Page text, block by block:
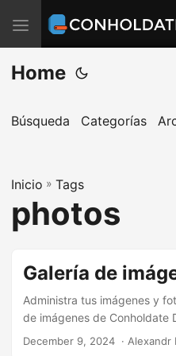
T
o
g
l
a
v
i
a
o
Home
Búsqueda Categorías
Inicio » Tags
photos
Galería de
Administra tus imágenes y
de imágenes de Conholdate
December 9, 2024 ·